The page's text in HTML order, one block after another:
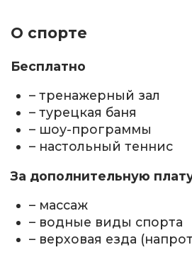
О спорте
Бесплатно
– тренажерный зал
– турецкая баня
– шоу-программы
– настольный теннис
За дополнительную
– массаж
– водные виды спорта
– верховая езда